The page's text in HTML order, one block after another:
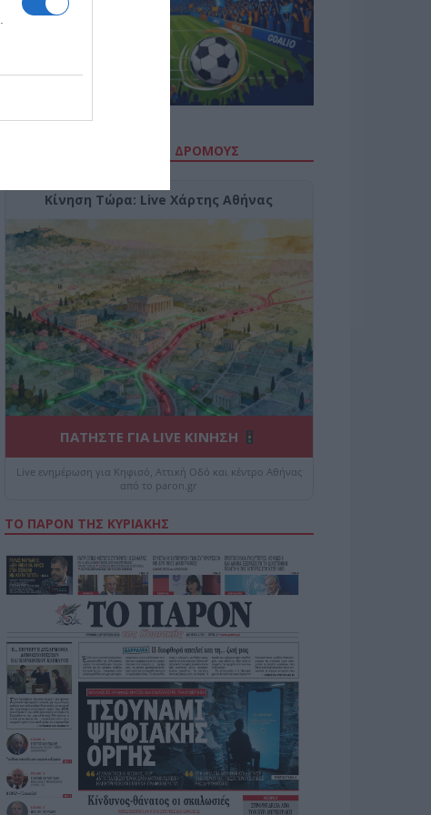
ΔΕΙΤΕ ΤΗΝ ΚΙΝΗΣΗ ΣΤΟΥΣ ΔΡΌΜΟΥΣ
Κίνηση Τώρα: Live Χάρτης Αθήνας
ΠΑΤΗΣΤΕ ΓΙΑ LIVE ΚΙΝΗΣΗ
Live ενημέρωση για Κηφισό, Αττική Οδό και κέντρο Αθήνας
από το paron.gr
ΤΟ ΠΑΡΟΝ ΤΗΣ ΚΥΡΙΑΚΗΣ